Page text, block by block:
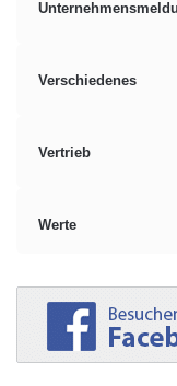
Verschiedenes
Vertrieb
Werte